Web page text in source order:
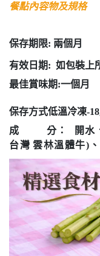
餐點內容物及規格
保存期限: 兩個月
有效日期: 如包裝上
最佳賞味期:一個月
保存方式低溫冷凍-
成 分：
開水
台灣 雲林溫體牛)